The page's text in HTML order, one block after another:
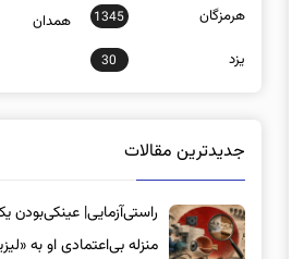
هرمزگان 1345 همدان
یزد 30
جدیدترین مقالات
راستی‌آزمایی|
منزله بی‌اعتمادی او به